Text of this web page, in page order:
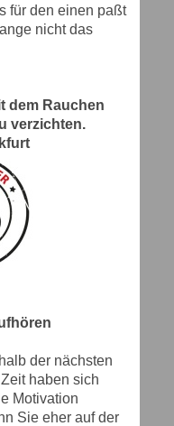
für den einen paßt
nicht das
dem Rauchen
verzichten.
der nächsten
haben sich
Motivation
Sie eher auf der